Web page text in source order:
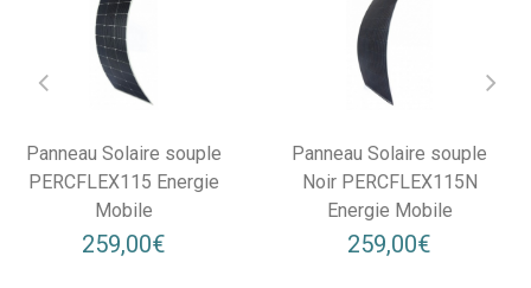
Panneau Solaire souple
PERCFLEX115 Energie
Mobile
259,00€
Panneau Solaire souple
Noir PERCFLEX115N
Energie Mobile
259,00€